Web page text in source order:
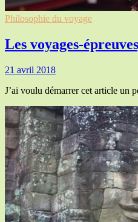
Philosophie du voyage
Les voyages-
21 avril 2018
J’ai voulu démarrer cet article un